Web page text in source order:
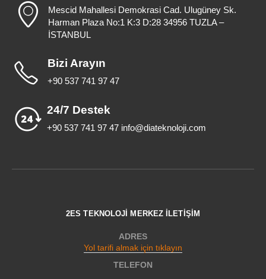
Mescid Mahallesi Demokrasi Cad. Ulugüney Sk.
Harman Plaza No:1 K:3 D:28 34956 TUZLA –
İSTANBUL
Bizi Arayın
+90 537 741 97 47
24/7 Destek
+90 537 741 97 47 info@diateknoloji.com
2ES TEKNOLOJİ MERKEZ İLETİŞİM
ADRES
Yol tarifi almak için tıklayın
TELEFON